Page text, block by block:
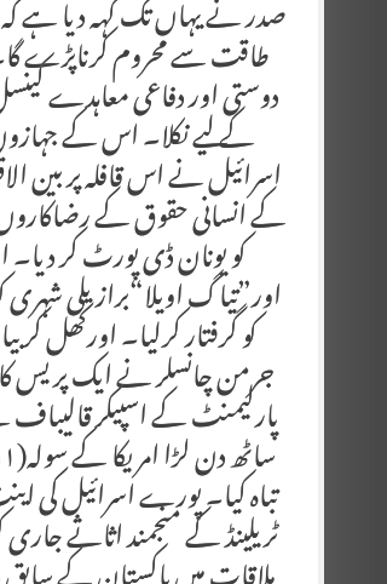
صدر نے یہاں تک کہہ دیا ہے کہ
طاقت سے محروم کرناپڑے
کے لیے نکلا۔ اس کے
اسرائیل نے اس قافلہ پر بین
کے انسانی حقوق کے رضاکاروں
کو یونان ڈی پورٹ کر
اور”تیاگ اویلا“برازیلی
کو گرفتار کرلیا۔
جرمن چانسلر نے ایک پریس
پارلیمنٹ کے اسپیکر قالیباف
تباہ کیا۔ پورے اسرائیل کی
ٹریلینڈ کے منجمند اثاثے